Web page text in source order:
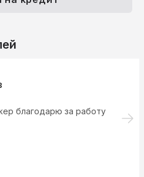
благодарю за работу